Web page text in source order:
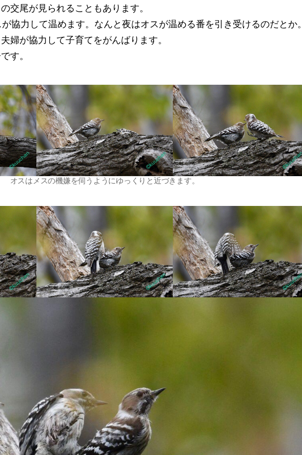
交尾が見られることもあります。
協力して温めます。なんと夜はオスが温める番を引き受けるのだとか。
婦が協力して子育てをがんばります。
す。
オスはメスの機嫌を伺うようにゆっくりと近づきます。